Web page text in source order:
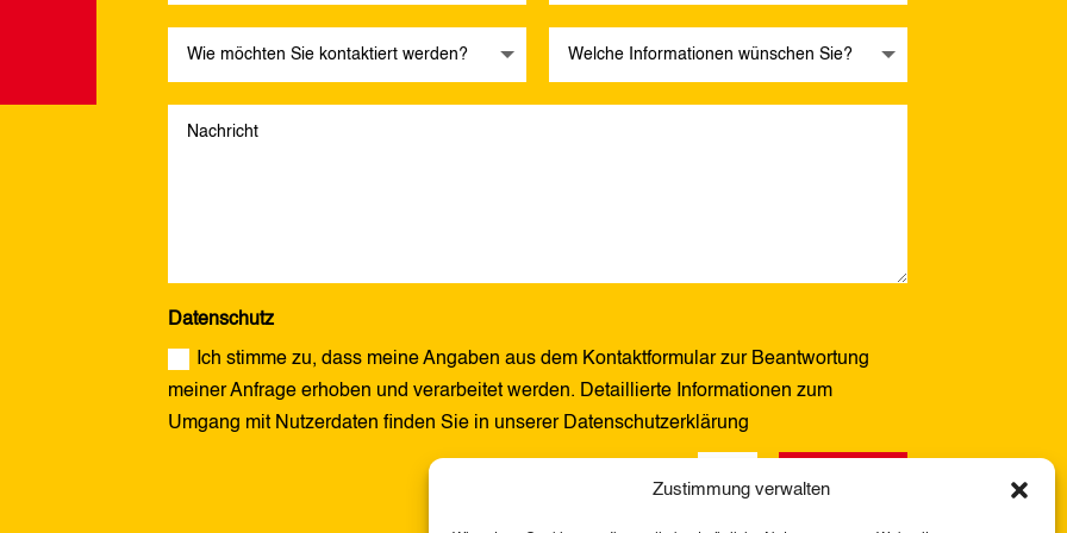
Zustimmung verwalten
Datenschutz
Ich stimme zu, dass meine Angaben aus dem Kontaktformular zur Beantwortung
meiner Anfrage erhoben und verarbeitet werden. Detaillierte Informationen zum
Umgang mit Nutzerdaten finden Sie in unserer Datenschutzerklärung
4 + 5 = Senden